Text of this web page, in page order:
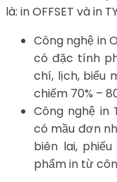
là: in OFFSET và in
Công nghệ in
có đặc tính
chí, lịch, biểu
chiếm 70% –
Công nghệ in
có mầu đơn
biên lai,
phẩm in từ